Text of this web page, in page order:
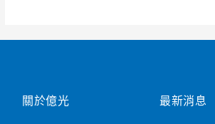
關於億光 最新消息